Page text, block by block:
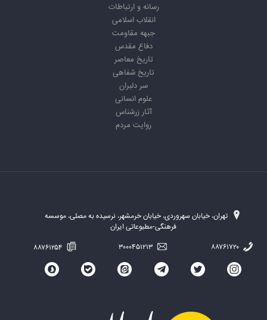
رسانه و ارتباطات
انقلاب اسلامی
جبهه مقاومت
دفاع مقدس
تاریخ معاصر
تاریخ شفاهی
سر دلبران
علوم انسانی
آثار زرشناس
روایت مردم
تهران، خیابان سهروردی، خیابان خرمشهر، نرسیده به مصلی، موسسه
فرهنگی-مطبوعاتی ایران